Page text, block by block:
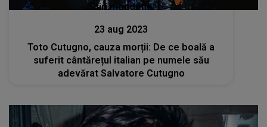
Stiri mondene
23 aug 2023
Toto Cutugno, cauza morții: De ce boală a
suferit cântărețul italian pe numele său
adevărat Salvatore Cutugno